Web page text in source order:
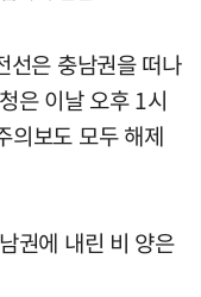
선은 충남권을 떠나
은 이날 오후 1시
의보도 모두 해제
권에 내린 비 양은